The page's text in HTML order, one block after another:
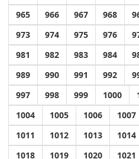
965
966 967 968
973
974 975 976
981
982 983 984
989
990 991 992
997
998 999 1000
1004
1005 1006 1007
1011
1012 1013 1014
1018
1019 1020 1021